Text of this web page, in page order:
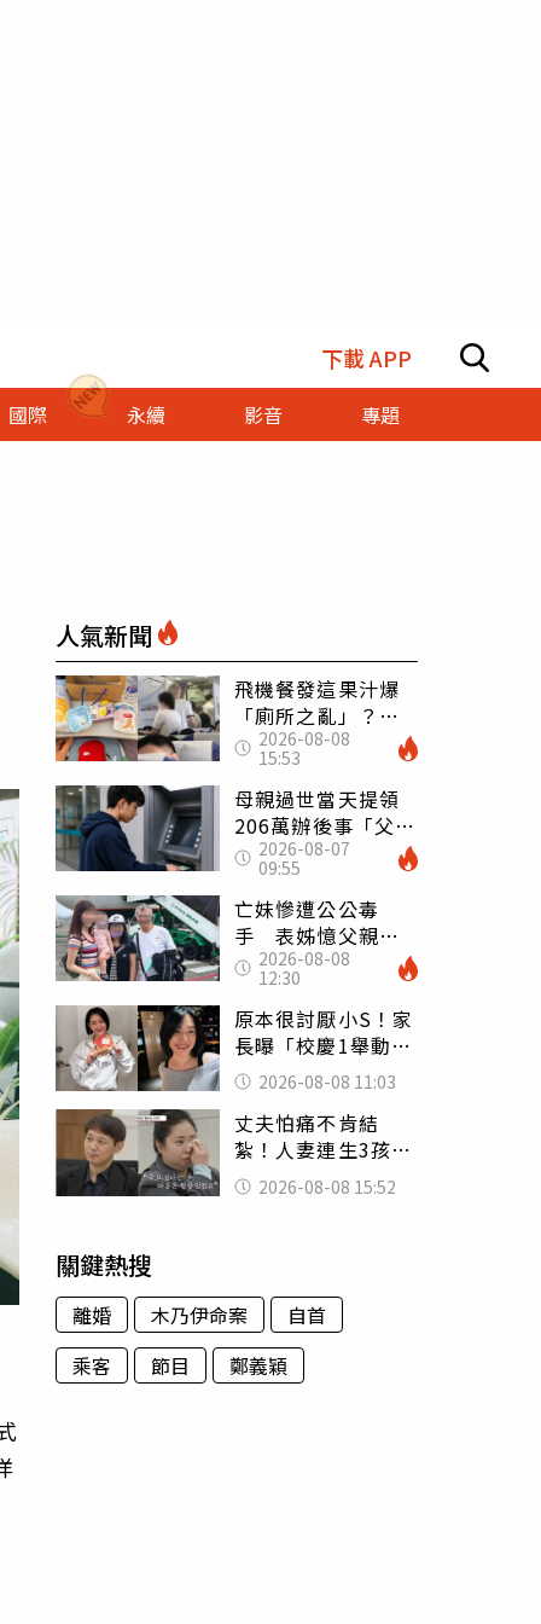
下載 APP
國際 永續 影音 專題
人氣新聞
飛機餐發這果汁爆
「廁所之亂」？乘
客崩潰：差點丟大
臉 醫揭3類人別亂
喝
2026-08-08
15:53
母親過世當天提領
206萬辦後事「父子
遭判刑」 律師：
搶錢先下手是罪
2026-08-07
09:55
亡妹慘遭公公毒
手 表姊憶父親節
前夕：小舅舅仍到
殯儀館陪她說話
2026-08-08
12:30
原本很討厭小S！家
長曝「校慶1舉動」
讓她徹底改觀 網
友洗版認證
2026-08-08 11:03
丈夫怕痛不肯結
紮！人妻連生3孩
控遭家暴淚喊：真
的好累
2026-08-08 15:52
關鍵熱搜
離婚 木乃伊命案
自首
乘客
節目 鄭義穎